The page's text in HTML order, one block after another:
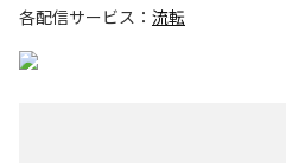
各配信サービス： 流転